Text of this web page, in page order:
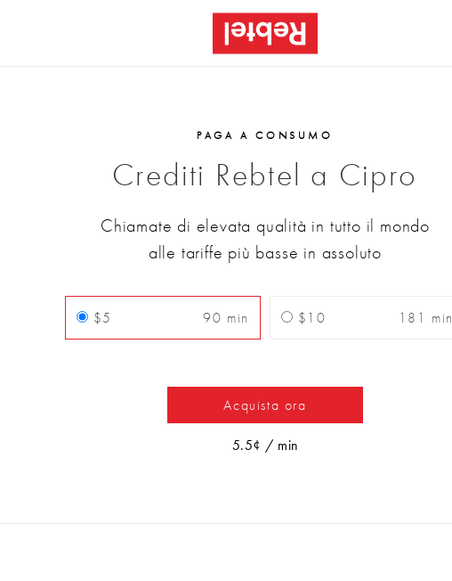
PAGA A CONSUMO
Crediti Rebtel a Cipro
Chiamate di elevata qualità in tutto il mondo
alle tariffe più basse in assoluto
$5 90 min $10 181 min
Acquista ora
5.5¢ / min